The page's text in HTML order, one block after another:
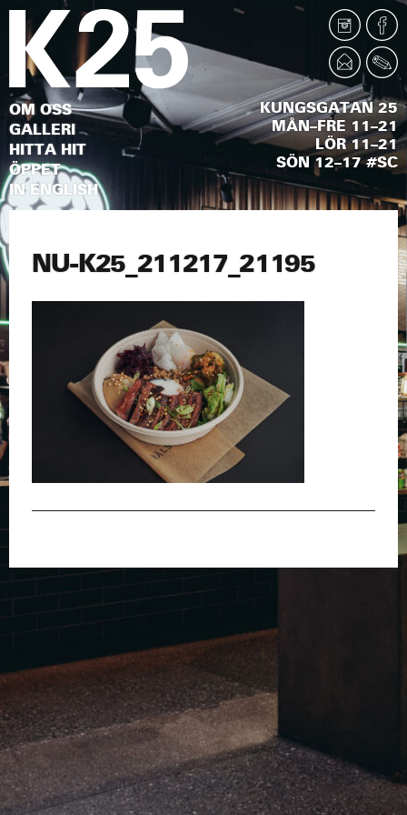
KUNGSGATAN 25
MÅN–FRE 11–21
LÖR 11–21
SÖN 12–17 #SC
OM OSS
GALLERI
HITTA HIT
ÖPPET
IN ENGLISH
NU-K25_211217_21195